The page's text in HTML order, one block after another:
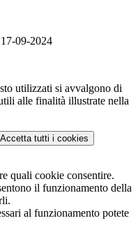
17-09-2024
utilizzati si avvalgono di
alle finalità illustrate nella
Accetta tutti i cookies
quali cookie consentire.
il funzionamento della
al funzionamento potete